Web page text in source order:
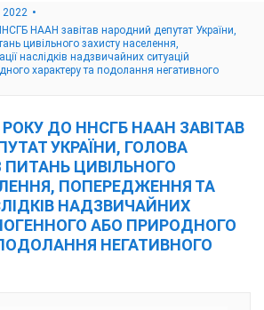
2022
НААН завітав народний депутат України,
цивільного захисту населення,
наслідків надзвичайних ситуацій
характеру та подолання негативного
ДО ННСГБ НААН ЗАВІТАВ
УКРАЇНИ, ГОЛОВА
ПИТАНЬ ЦИВІЛЬНОГО
ПОПЕРЕДЖЕННЯ ТА
НАДЗВИЧАЙНИХ
АБО ПРИРОДНОГО
НЕГАТИВНОГО